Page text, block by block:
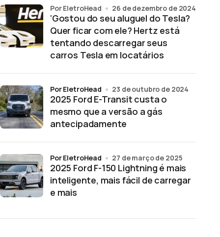
‘Gostou do seu aluguel do Tesla?
Quer ficar com ele? Hertz está
tentando descarregar seus
carros Tesla em locatários
por EletroHead 26 de dezembro de 2024
2025 Ford E-Transit custa o
mesmo que a versão a gás
antecipadamente
por EletroHead 23 de outubro de 2024
2025 Ford F-150 Lightning é mais
inteligente, mais fácil de carregar
e mais
por EletroHead 27 de março de 2025